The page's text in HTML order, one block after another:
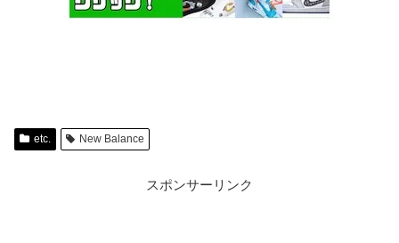
etc. New Balance
スポンサーリンク